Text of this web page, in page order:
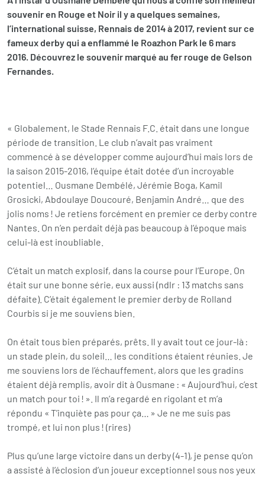
souvenir en Rouge et Noir il y a quelques semaines,
l’international suisse, Rennais de 2014 à 2017, revient sur ce
fameux derby qui a enflammé le Roazhon Park le 6 mars
2016. Découvrez le souvenir marqué au fer rouge de Gelson
Fernandes.
« Globalement, le Stade Rennais F.C. était dans une longue
période de transition. Le club n’avait pas vraiment
commencé à se développer comme aujourd’hui mais lors de
la saison 2015-2016, l’équipe était dotée d’un incroyable
potentiel… Ousmane Dembélé, Jérémie Boga, Kamil
Grosicki, Abdoulaye Doucouré, Benjamin André… que des
jolis noms ! Je retiens forcément en premier ce derby contre
Nantes. On n’en perdait déjà pas beaucoup à l’époque mais
celui-là est inoubliable.
C’était un match explosif, dans la course pour l’Europe. On
était sur une bonne série, eux aussi (ndlr : 13 matchs sans
défaite). C’était également le premier derby de Rolland
Courbis si je me souviens bien.
On était tous bien préparés, prêts. Il y avait tout ce jour-là :
un stade plein, du soleil… les conditions étaient réunies. Je
me souviens lors de l’échauffement, alors que les gradins
étaient déjà remplis, avoir dit à Ousmane : « Aujourd’hui, c’est
un match pour toi ! ». Il m’a regardé en rigolant et m’a
répondu « T’inquiète pas pour ça… » Je ne me suis pas
trompé, et lui non plus ! (rires)
Plus qu’une large victoire dans un derby (4-1), je pense qu’on
a assisté à l’éclosion d’un joueur exceptionnel sous nos yeux